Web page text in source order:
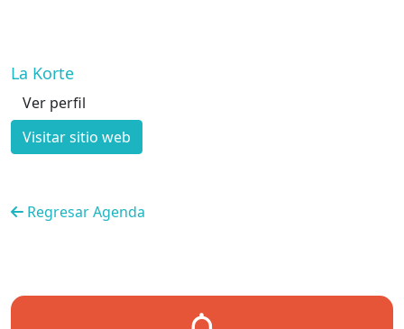
La Korte
Ver perfil
Visitar sitio web
Regresar Agenda